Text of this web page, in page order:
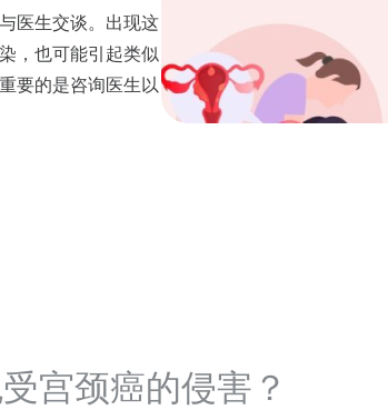
医生交谈。出现这
，也可能引起类似
要的是咨询医生以
宫颈癌的侵害？